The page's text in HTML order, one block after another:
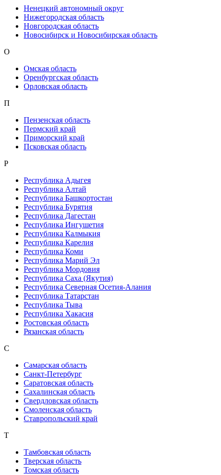
Ненецкий автономный округ
Нижегородская область
Новгородская область
Новосибирск и Новосибирская область
О
Омская область
Оренбургская область
Орловская область
П
Пензенская область
Пермский край
Приморский край
Псковская область
Р
Республика Адыгея
Республика Алтай
Республика Башкортостан
Республика Бурятия
Республика Дагестан
Республика Ингушетия
Республика Калмыкия
Республика Карелия
Республика Коми
Республика Марий Эл
Республика Мордовия
Республика Саха (Якутия)
Республика Северная Осетия-Алания
Республика Татарстан
Республика Тыва
Республика Хакасия
Ростовская область
Рязанская область
С
Самарская область
Санкт-Петербург
Саратовская область
Сахалинская область
Свердловская область
Смоленская область
Ставропольский край
Т
Тамбовская область
Тверская область
Томская область